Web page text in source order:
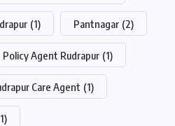
(1) Pantnagar (2)
Policy Agent Rudrapur (1)
Care Agent (1)